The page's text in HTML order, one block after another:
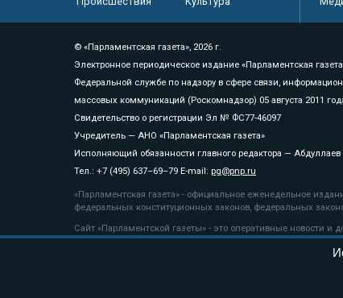
© «Парламентская газета», 2026 г.
Электронное периодическое издание «Парламентская
Федеральной службе по надзору в сфере связи,
массовых коммуникаций (Роскомнадзор) 05 августа 2011
Свидетельство о регистрации Эл № ФС77-46097
Учредитель — АНО «Парламентская газета»
Исполняющий обязанности главного редактора —
Тел.: +7 (495) 637–69–79 E-mail: pg@pnp.ru
«Парламентская газета» - официальное еженедельное
федеральных конституционных законов, федеральных
Сайт «Парламентской газеты» - это оперативные новости и
«Парламентской газеты» активная ссылка на pnp.ru